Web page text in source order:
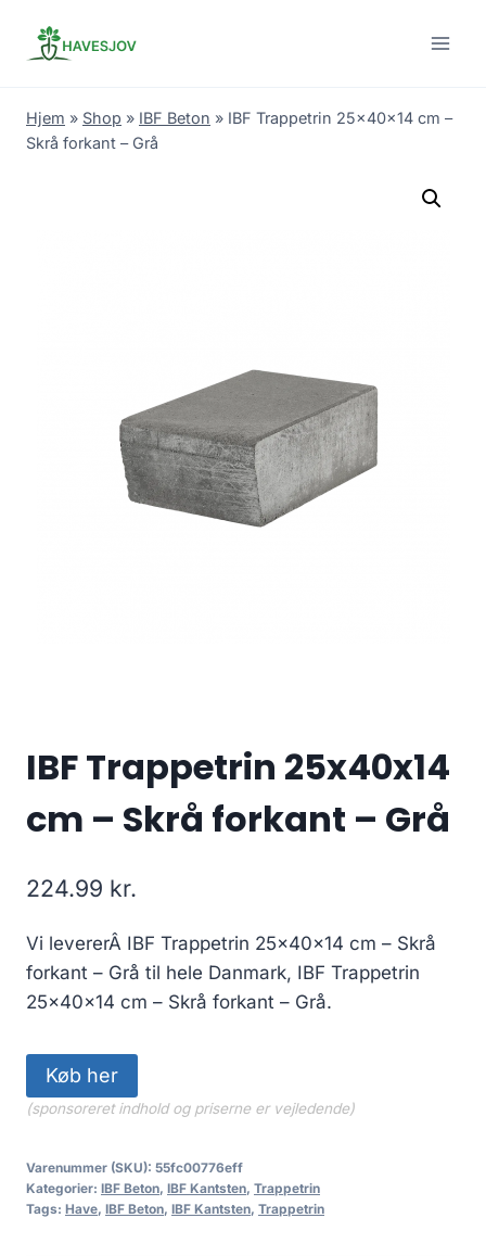
Hjem » Shop » IBF Beton » IBF Trappetrin 25x40x14 cm –
Skrå forkant – Grå
IBF Trappetrin 25x40x14
cm – Skrå forkant – Grå
224.99 kr.
Vi levererÂ IBF Trappetrin 25x40x14 cm – Skrå
forkant – Grå til hele Danmark, IBF Trappetrin
25x40x14 cm – Skrå forkant – Grå.
Køb her
(sponsoreret indhold og priserne er vejledende)
Varenummer (SKU): 55fc00776eff
Kategorier: IBF Beton, IBF Kantsten, Trappetrin
Tags: Have, IBF Beton, IBF Kantsten, Trappetrin